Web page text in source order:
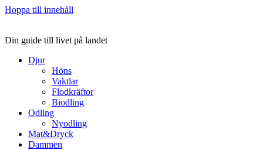
Hoppa till innehåll
Din guide till livet på landet
Djur
Höns
Vaktlar
Flodkräftor
Biodling
Odling
Nyodling
Mat&Dryck
Dammen